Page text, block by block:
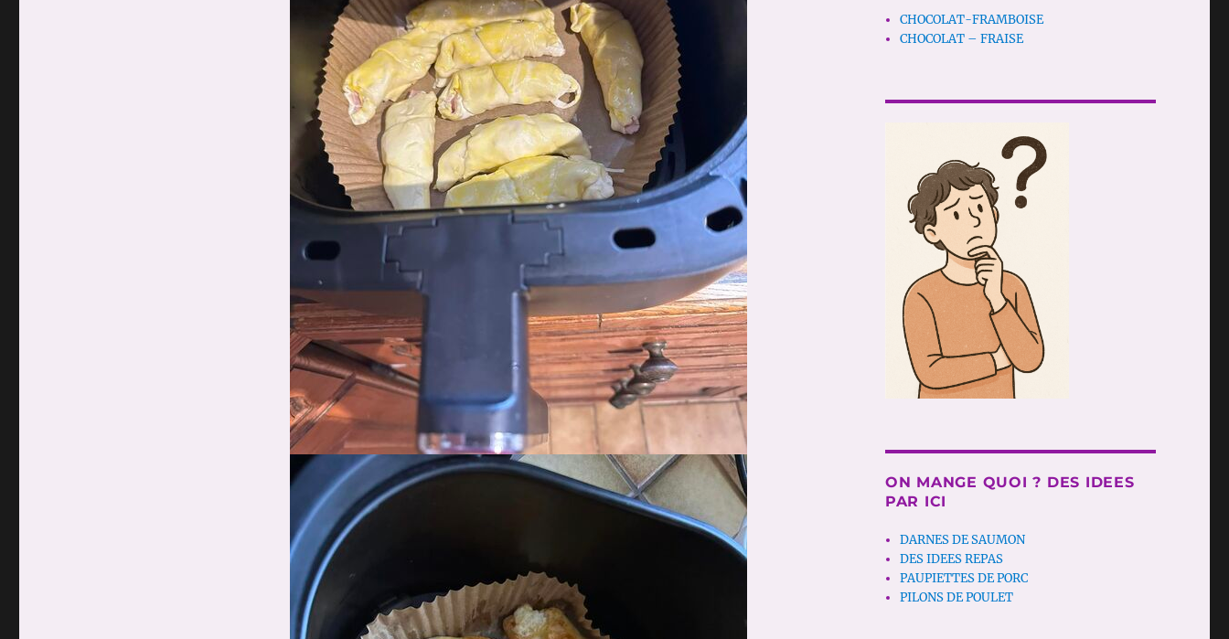
CHOCOLAT-FRAMBOISE
CHOCOLAT – FRAISE
ON MANGE QUOI ? DES IDEES
PAR ICI
DARNES DE SAUMON
DES IDEES REPAS
PAUPIETTES DE PORC
PILONS DE POULET